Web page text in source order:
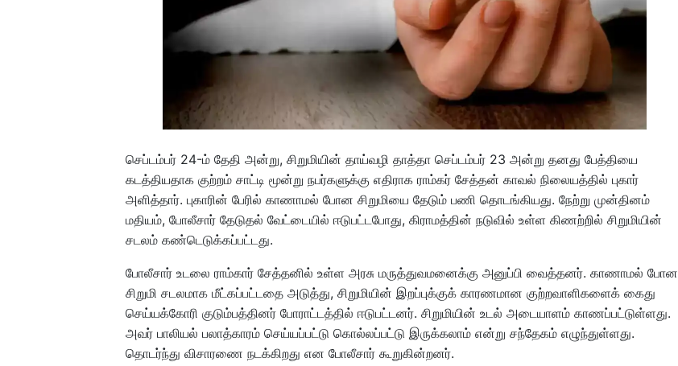
செப்டம்பர் 24-ம் தேதி அன்று, சிறுமியின் தாய்வழி தாத்தா செப்டம்பர் 23 அன்று தனது பேத்தியை
கடத்தியதாக குற்றம் சாட்டி மூன்று நபர்களுக்கு எதிராக ராம்கர் சேத்தன் காவல் நிலையத்தில் புகார்
அளித்தார். புகாரின் பேரில் காணாமல் போன சிறுமியை தேடும் பணி தொடங்கியது. நேற்று முன்தினம்
மதியம், போலீசார் தேடுதல் வேட்டையில் ஈடுபட்டபோது, கிராமத்தின் நடுவில் உள்ள கிணற்றில் சிறுமியின்
சடலம் கண்டெடுக்கப்பட்டது.
போலீசார் உடலை ராம்கார் சேத்தனில் உள்ள அரசு மருத்துவமனைக்கு அனுப்பி வைத்தனர். காணாமல் போன
சிறுமி சடலமாக மீட்கப்பட்டதை அடுத்து, சிறுமியின் இறப்புக்குக் காரணமான குற்றவாளிகளைக் கைது
செய்யக்கோரி குடும்பத்தினர் போராட்டத்தில் ஈடுபட்டனர். சிறுமியின் உடல் அடையாளம் காணப்பட்டுள்ளது.
அவர் பாலியல் பலாத்காரம் செய்யப்பட்டு கொல்லப்பட்டு இருக்கலாம் என்று சந்தேகம் எழுந்துள்ளது.
தொடர்ந்து விசாரணை நடக்கிறது என போலீசார் கூறுகின்றனர்.